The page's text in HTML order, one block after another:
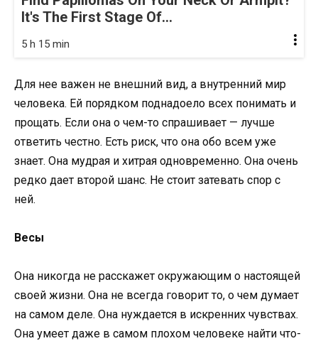
It's The First Stage Of...
5 h 15 min
Для нее важен не внешний вид, а внутренний мир
человека. Ей порядком поднадоело всех понимать и
прощать. Если она о чем-то спрашивает — лучше
ответить честно. Есть риск, что она обо всем уже
знает. Она мудрая и хитрая одновременно. Она очень
редко дает второй шанс. Не стоит затевать спор с
ней.
Весы
Она никогда не расскажет окружающим о настоящей
своей жизни. Она не всегда говорит то, о чем думает
на самом деле. Она нуждается в искренних чувствах.
Она умеет даже в самом плохом человеке найти что-